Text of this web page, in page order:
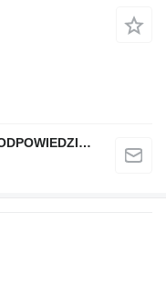
QINDITO SPÓŁKA Z OGRANICZONĄ ODPOWIEDZIALNOŚCIĄ